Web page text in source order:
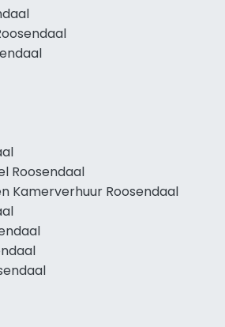
Roosendaal
Kamerverhuur Roosendaal